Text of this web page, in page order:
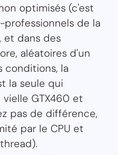
optimisés (c'est
de la
et dans des
aléatoires d'un
conditions, la
la seule qui
GTX460 et
pas de différence,
par le CPU et